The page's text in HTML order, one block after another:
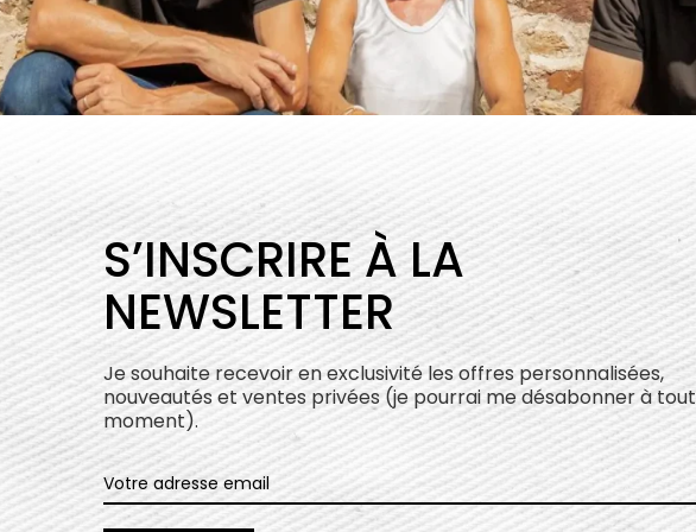
S’INSCRIRE À LA
NEWSLETTER
Je souhaite recevoir en exclusivité les offres personnalisées,
nouveautés et ventes privées (je pourrai me désabonner à tout
moment).